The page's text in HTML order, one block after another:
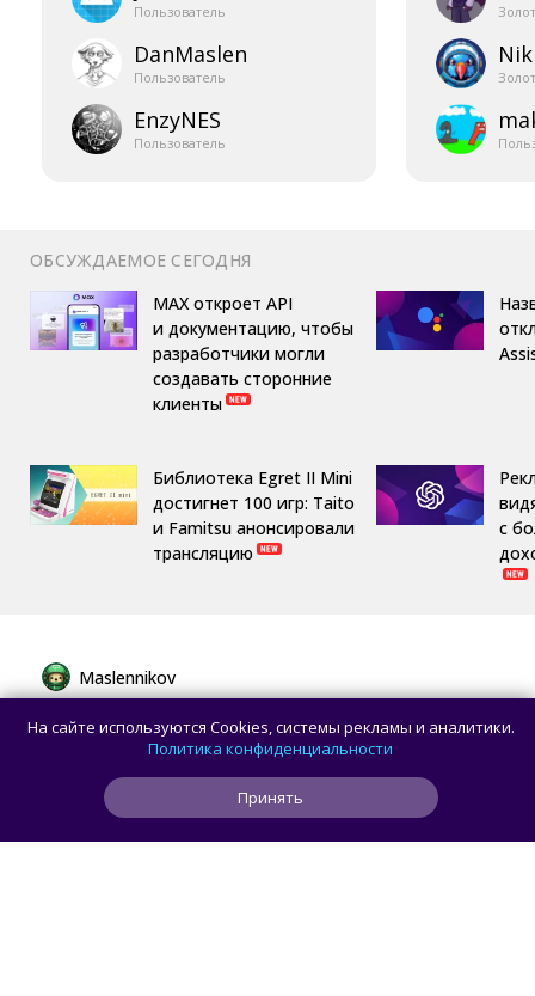
Пользователь
DanMaslen
Пользователь
EnzyNES
Пользователь
ОБСУЖДАЕМОЕ СЕГОДНЯ
MAX откроет API
и документацию, чтобы
разработчики могли
создавать сторонние
клиенты
Библиотека Egret II Mini
достигнет 100 игр: Taito
и Famitsu анонсировали
трансляцию
с
Maslennikov
Сборная России выиграла 7 золотых
медалей из 8 на Международной
олимпиаде по ИИ
На сайте используются Cookies, системы рекламы и аналитики.
Политика конфиденциальности
Принять